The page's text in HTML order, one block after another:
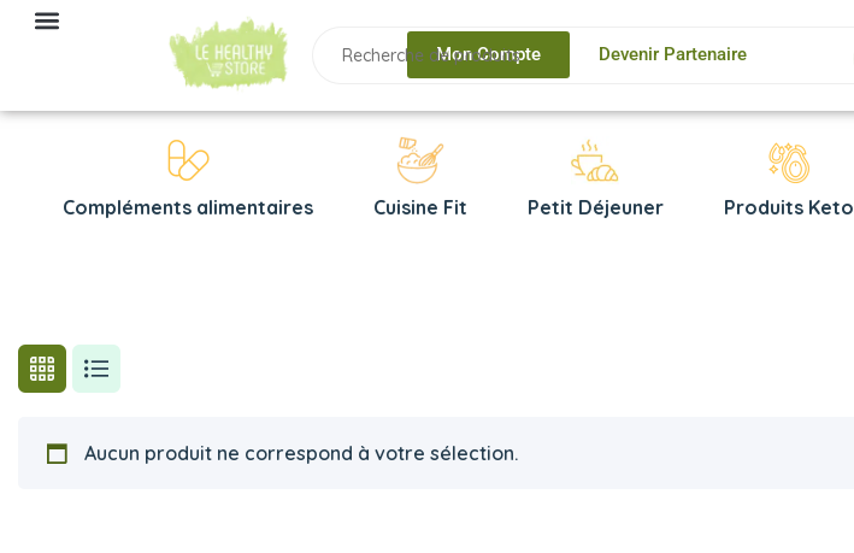
Mon Compte Devenir Partenaire
Compléments alimentaires Cuisine Fit Petit Déjeuner Produits Keto
Aucun produit ne correspond à votre sélection.